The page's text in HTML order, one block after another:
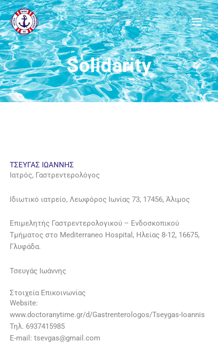
Μετάβαση
στο
περιεχόμενο
Solidarity
ΤΣΕΥΓΑΣ ΙΩΑΝΝΗΣ
Ιατρός, Γαστρεντερολόγος
Ιδιωτικό ιατρείο, Λεωφόρος Ιωνίας 73, 17456, Άλιμος
Επιμελητής Γαστρεντερολογικού – Ενδοσκοπικού
Τμήματος στο Mediterraneo Hospital, Ηλείας 8-12, 16675,
Γλυφάδα.
Τσευγάς Ιωάννης
Στοιχεία Επικοινωνίας
Website:
www.doctoranytime.gr/d/Gastrenterologos/Tseygas-Ioannis
Τηλ. 6937415985
E-mail: tsevgas@gmail.com